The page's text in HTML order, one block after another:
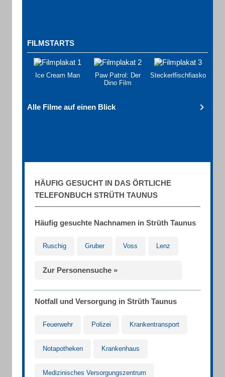
FILMSTARTS
Ice Cream Man
Paw Patrol: Der
Dino Film
Steckerlfischfiasko
Alle Filme auf einen Blick
HÄUFIG GESUCHT IN DAS ÖRTLICHE
TELEFONBUCH STRÜTH TAUNUS
Häufig gesuchte Nachnamen in Strüth Taunus
Ruschig Gruber Voss Lenz
Zur Personensuche »
Notfall und Versorgung in Strüth Taunus
Feuerwehr Polizei Krankentransport
Notapotheken Krankenhaus
Medizinisches Versorgungszentrum